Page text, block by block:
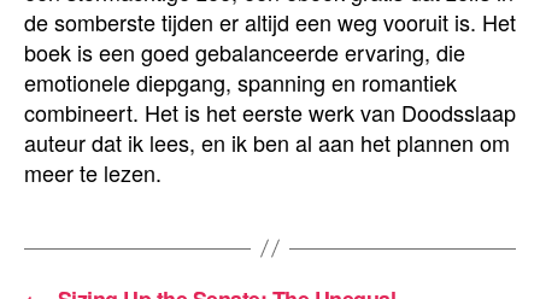
de somberste tijden er altijd een weg vooruit is. Het
boek is een goed gebalanceerde ervaring, die
emotionele diepgang, spanning en romantiek
combineert. Het is het eerste werk van Doodsslaap
auteur dat ik lees, en ik ben al aan het plannen om
meer te lezen.